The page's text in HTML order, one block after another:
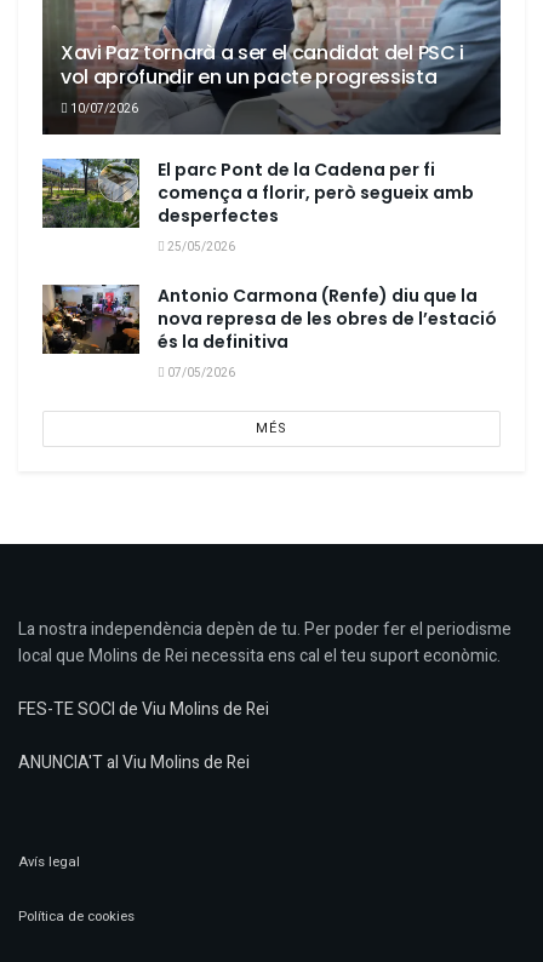
Xavi Paz tornarà a ser el candidat del PSC i
vol aprofundir en un pacte progressista
10/07/2026
El parc Pont de la Cadena per fi
comença a florir, però segueix amb
desperfectes
25/05/2026
Antonio Carmona (Renfe) diu que la
nova represa de les obres de l’estació
és la definitiva
07/05/2026
MÉS
La nostra independència depèn de tu. Per poder fer el periodisme
local que Molins de Rei necessita ens cal el teu suport econòmic.
FES-TE SOCI de Viu Molins de Rei
ANUNCIA'T al Viu Molins de Rei
Avís legal
Política de cookies